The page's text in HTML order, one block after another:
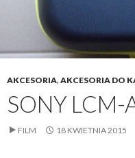
AKCESORIA, AKCESORIA DO
SONY LCM-
FILM 18 KWIETNIA 2015